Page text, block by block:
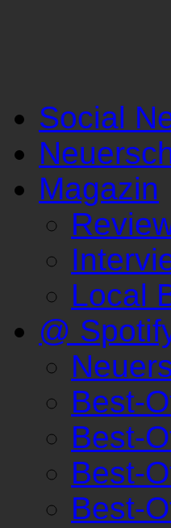
Social
Magazin
Local
@
Best-
Best-
Best-
Best-